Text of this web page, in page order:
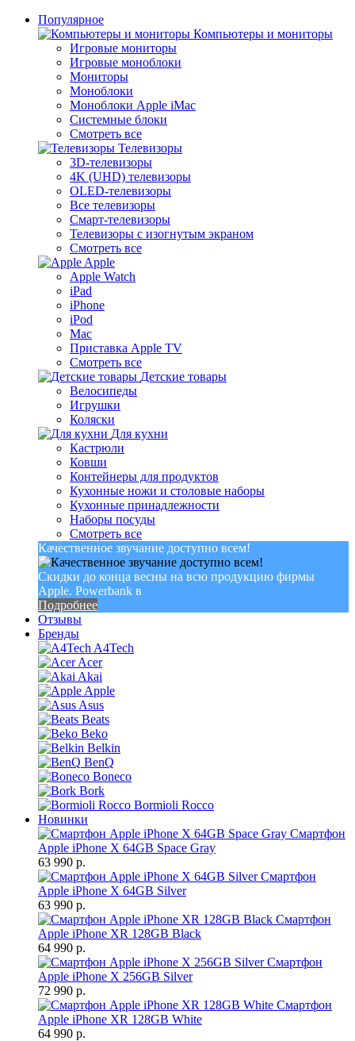
Популярное
Компьютеры и мониторы
Игровые мониторы
Игровые моноблоки
Мониторы
Моноблоки
Моноблоки Apple iMac
Системные блоки
Смотреть все
Телевизоры
3D-телевизоры
4K (UHD) телевизоры
OLED-телевизоры
Все телевизоры
Смарт-телевизоры
Телевизоры с изогнутым экраном
Смотреть все
Apple
Apple Watch
iPad
iPhone
iPod
Mac
Приставка Apple TV
Смотреть все
Детские товары
Велосипеды
Игрушки
Коляски
Для кухни
Кастрюли
Ковши
Контейнеры для продуктов
Кухонные ножи и столовые наборы
Кухонные принадлежности
Наборы посуды
Смотреть все
Качественное звучание доступно всем!
Скидки до конца весны на всю продукцию фирмы
Apple. Powerbank в
Подробнее
Отзывы
Бренды
A4Tech
Acer
Akai
Apple
Asus
Beats
Beko
Belkin
BenQ
Boneco
Bork
Bormioli Rocco
Новинки
Смартфон
Apple iPhone X 64GB Space Gray
63 990 р.
Смартфон
Apple iPhone X 64GB Silver
63 990 р.
Смартфон
Apple iPhone XR 128GB Black
64 990 р.
Смартфон
Apple iPhone X 256GB Silver
72 990 р.
Смартфон
Apple iPhone XR 128GB White
64 990 р.